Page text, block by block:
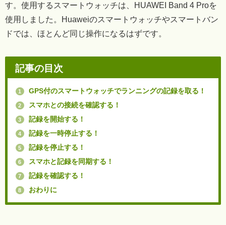
す。使用するスマートウォッチは、HUAWEI Band 4 Proを
使用しました。Huaweiのスマートウォッチやスマートバン
ドでは、ほとんど同じ操作になるはずです。
記事の目次
1 GPS付のスマートウォッチでランニングの記録を取る！
2 スマホとの接続を確認する！
3 記録を開始する！
4 記録を一時停止する！
5 記録を停止する！
6 スマホと記録を同期する！
7 記録を確認する！
8 おわりに